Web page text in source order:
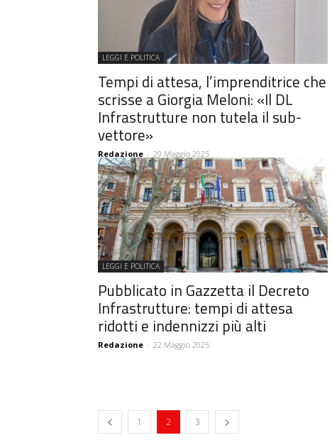
LEGGI E POLITICA
Tempi di attesa, l’imprenditrice che
scrisse a Giorgia Meloni: «Il DL
Infrastrutture non tutela il sub-
vettore»
Redazione - 29 Maggio 2025
LEGGI E POLITICA
Pubblicato in Gazzetta il Decreto
Infrastrutture: tempi di attesa
ridotti e indennizzi più alti
Redazione - 22 Maggio 2025
1 2 3